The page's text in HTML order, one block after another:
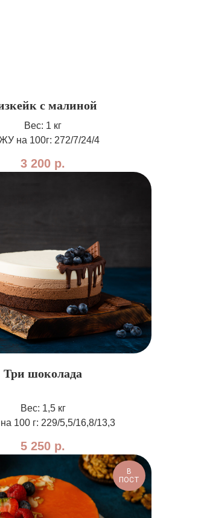
с малиной
Вес: 1 кг
на 100г: 272/7/24/4
3 200 р.
Три шоколада
Вес: 1,5 кг
100 г: 229/5,5/16,8/13,3
5 250 р.
В
ПОСТ